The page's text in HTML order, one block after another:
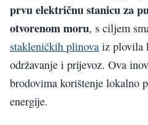
prvu električnu stanicu za
otvorenom moru, s ciljem
stakleničkih plinova iz plovila
održavanje i prijevoz. Ova
brodovima korištenje lokalno
energije.